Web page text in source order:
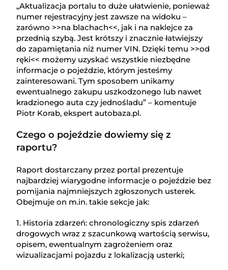
„Aktualizacja portalu to duże ułatwienie, ponieważ
numer rejestracyjny jest zawsze na widoku –
zarówno >>na blachach<<, jak i na naklejce za
przednią szybą. Jest krótszy i znacznie łatwiejszy
do zapamiętania niż numer VIN. Dzięki temu >>od
ręki<< możemy uzyskać wszystkie niezbędne
informacje o pojeździe, którym jesteśmy
zainteresowani. Tym sposobem unikamy
ewentualnego zakupu uszkodzonego lub nawet
kradzionego auta czy jednośladu” – komentuje
Piotr Korab, ekspert autobaza.pl.
Czego o pojeździe dowiemy się z
raportu?
Raport dostarczany przez portal prezentuje
najbardziej wiarygodne informacje o pojeździe bez
pomijania najmniejszych zgłoszonych usterek.
Obejmuje on m.in. takie sekcje jak:
1. Historia zdarzeń: chronologiczny spis zdarzeń
drogowych wraz z szacunkową wartością serwisu,
opisem, ewentualnym zagrożeniem oraz
wizualizacjami pojazdu z lokalizacją usterki;